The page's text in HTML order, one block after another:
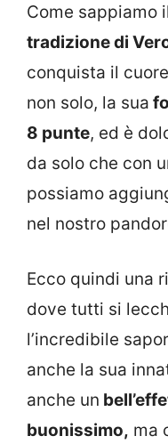
Come sappiamo
tradizione di
conquista il
non solo, la sua
8 punte, ed è
da solo che con
possiamo
nel nostro
Ecco quindi una
dove tutti si
l’incredibile
anche la sua
anche un
buonissimo, ma